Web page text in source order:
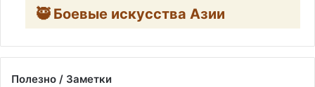
🥷 Боевые искусства Азии
Полезно / Заметки